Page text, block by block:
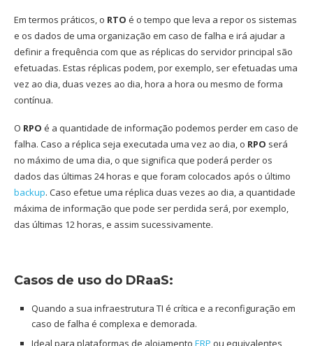
Em termos práticos, o RTO é o tempo que leva a repor os sistemas
e os dados de uma organização em caso de falha e irá ajudar a
definir a frequência com que as réplicas do servidor principal são
efetuadas. Estas réplicas podem, por exemplo, ser efetuadas uma
vez ao dia, duas vezes ao dia, hora a hora ou mesmo de forma
contínua.
O RPO é a quantidade de informação podemos perder em caso de
falha. Caso a réplica seja executada uma vez ao dia, o RPO será
no máximo de uma dia, o que significa que poderá perder os
dados das últimas 24 horas e que foram colocados após o último
backup. Caso efetue uma réplica duas vezes ao dia, a quantidade
máxima de informação que pode ser perdida será, por exemplo,
das últimas 12 horas, e assim sucessivamente.
Casos de uso do DRaaS:
Quando a sua infraestrutura TI é crítica e a reconfiguração em
caso de falha é complexa e demorada.
Ideal para plataformas de alojamento ERP ou equivalentes